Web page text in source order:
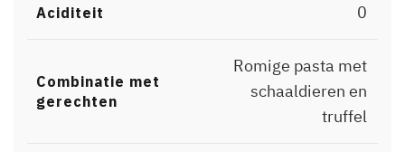
Aciditeit 0
Combinatie met
gerechten
Romige pasta met
schaaldieren en
truffel